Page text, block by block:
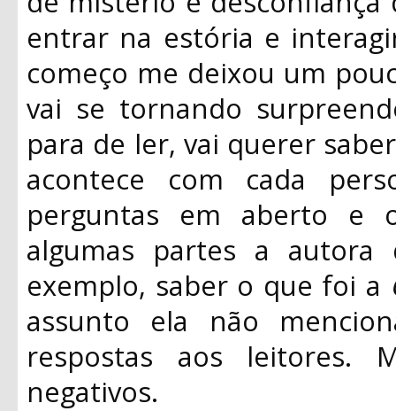
entrar na estória e
começo me deixou um
vai se tornando
para de ler, vai querer
acontece com cada
perguntas em aberto e
algumas partes a
exemplo, saber o que foi a
assunto ela não
respostas aos leitores.
negativos.